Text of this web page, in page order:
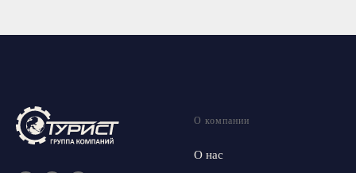
О компании
О нас